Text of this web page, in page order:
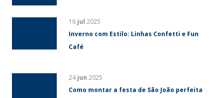
16 jul 2025
Inverno com Estilo: Linhas Confetti e Fun
Café
24jun 2025
Como montar a festa de São João perfeita